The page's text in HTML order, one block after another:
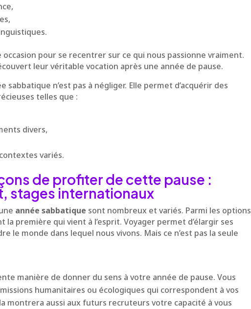
occasion pour se recentrer sur ce qui nous passionne vraiment.
leur véritable vocation après une année de pause.
sabbatique n’est pas à négliger. Elle permet d’acquérir des
telles que :
divers,
variés.
de profiter de cette pause :
stages internationaux
année sabbatique sont nombreux et variés. Parmi les options
la première qui vient à l’esprit. Voyager permet d’élargir ses
le monde dans lequel nous vivons. Mais ce n’est pas la seule
manière de donner du sens à votre année de pause. Vous
humanitaires ou écologiques qui correspondent à vos
montrera aussi aux futurs recruteurs votre capacité à vous